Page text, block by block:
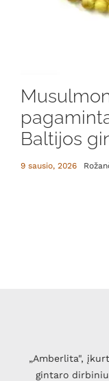
Baltijos
9 sausio, 2026
„Amberlita",
gintaro